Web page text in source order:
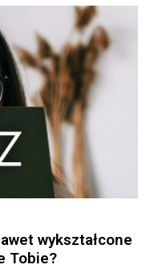
wykształcone
Tobie?